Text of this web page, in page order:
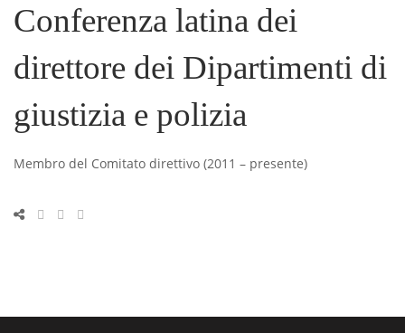
Conferenza latina dei
direttore dei Dipartimenti di
giustizia e polizia
Membro del Comitato direttivo (2011 – presente)